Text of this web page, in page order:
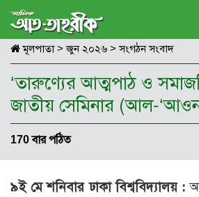
মূলপাতা> জুন ২০২৬ > সংগঠন সংবাদ
‘তারুণ্যের আত্মপাঠ ও
জাতীয় সেমিনার (আল-
170 বার পঠিত
৯ই মে শনিবার ঢাকা বিশ্ববিদ্যালয় :